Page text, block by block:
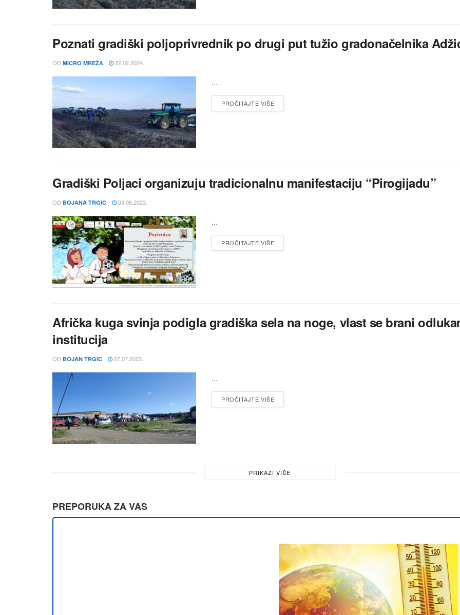
Poznati gradiški poljoprivrednik po drugi put tužio gradonačelnika
OD MICRO MREŽA 22.02.2024.
...
PROČITAJTE VIŠE
Gradiški Poljaci organizuju tradicionalnu manifestaciju “Pirogijadu”
OD BOJANA TRGIC 03.08.2023.
...
PROČITAJTE VIŠE
Afrička kuga svinja podigla gradiška sela na noge, vlast se brani
institucija
OD BOJAN TRGIC 27.07.2023.
...
PROČITAJTE VIŠE
PRIKAŽI VIŠE
PREPORUKA ZA VAS